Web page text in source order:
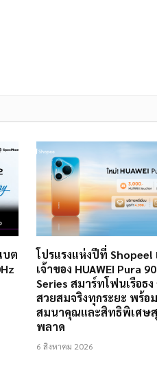
บต
โปรแรงแห่งปีที่ Shopee!
เจ้าของ HUAWEI Pura
Series สมาร์ทโฟนเรือธง
สวยสมจริงทุกระยะ พร้อ
สมนาคุณและสิทธิพิเศษ
พลาด
6 สิงหาคม 2026